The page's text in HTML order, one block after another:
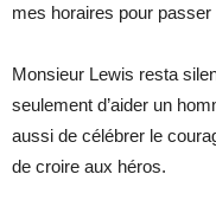
mes horaires pour
Monsieur Lewis resta
seulement d’aider un
aussi de célébrer le
de croire aux héros.